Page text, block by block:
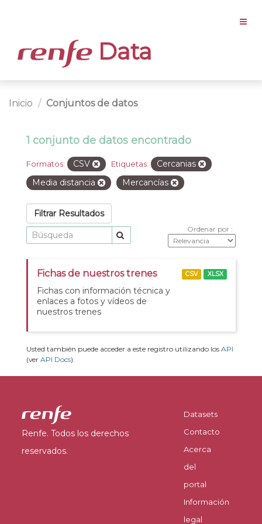
Data
Inicio Conjuntos de datos
1 conjunto de datos encontrado
Formatos: CSV Etiquetas:
Cercanias
Media distancia
Mercancías
Filtrar Resultados
Ordenar por
Fichas de nuestros trenes
Fichas con información técnica y
enlaces a fotos y vídeos de
nuestros trenes
CSV XLSX
Usted también puede acceder a este registro utilizando los API
(ver API Docs).
Renfe. Todos los derechos
reservados.
Datasets
Contacto
Acerca
del
portal
Información
legal